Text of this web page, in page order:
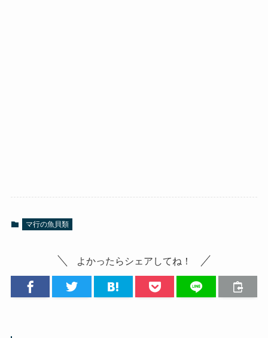
マ行の魚貝類
よかったらシェアしてね！